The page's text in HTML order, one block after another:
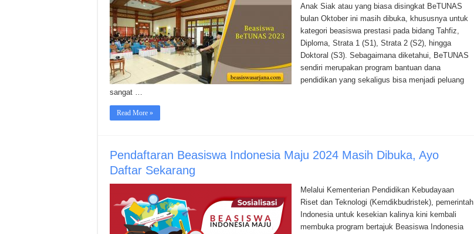
Anak Siak atau yang biasa disingkat BeTUNAS
bulan Oktober ini masih dibuka, khususnya untuk
kategori beasiswa prestasi pada bidang Tahfiz,
Diploma, Strata 1 (S1), Strata 2 (S2), hingga
Doktoral (S3). Sebagaimana diketahui, BeTUNAS
sendiri merupakan program bantuan dana
pendidikan yang sekaligus bisa menjadi peluang
sangat …
Read More »
Pendaftaran Beasiswa Indonesia Maju 2024 Masih Dibuka, Ayo
Daftar Sekarang
Melalui Kementerian Pendidikan Kebudayaan
Riset dan Teknologi (Kemdikbudristek), pemerintah
Indonesia untuk kesekian kalinya kini kembali
membuka program bertajuk Beasiswa Indonesia